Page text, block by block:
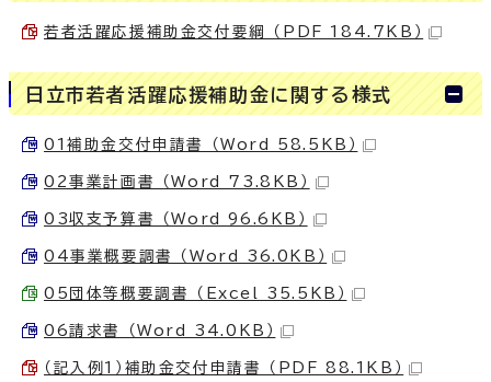
若者活躍応援補助金交付要綱 （PDF 184.7KB）
日立市若者活躍応援補助金に関する様式
01補助金交付申請書 （Word 58.5KB）
02事業計画書 （Word 73.8KB）
03収支予算書 （Word 96.6KB）
04事業概要調書 （Word 36.0KB）
05団体等概要調書 （Excel 35.5KB）
06請求書 （Word 34.0KB）
（記入例1）補助金交付申請書 （PDF 88.1KB）